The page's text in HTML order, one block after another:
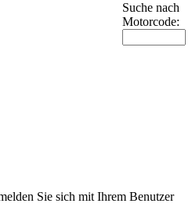
Suche nach
Motorcode:
Sie sich mit Ihrem Benutzer